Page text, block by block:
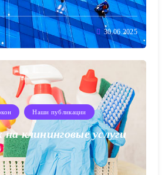
30.06.2025
Наши публикации
на клининговые услуги